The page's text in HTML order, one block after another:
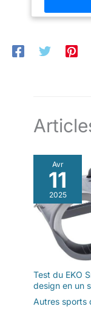
Avr
11
2025
Test du EKO
design en un
Autres sports